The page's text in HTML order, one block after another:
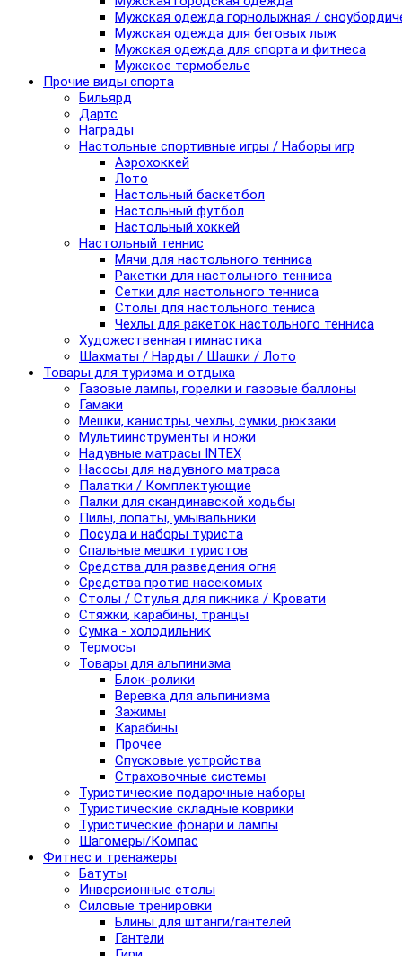
Мужская одежда горнолыжная /
Мужская одежда для беговых лыж
Мужская одежда для спорта и фитнеса
Мужское термобелье
Прочие виды спорта
Бильярд
Дартс
Награды
Настольные спортивные игры / Наборы игр
Аэрохоккей
Лото
Настольный баскетбол
Настольный футбол
Настольный хоккей
Настольный теннис
Мячи для настольного тенниса
Ракетки для настольного тенниса
Сетки для настольного тенниса
Столы для настольного тениса
Чехлы для ракеток настольного тенниса
Художественная гимнастика
Шахматы / Нарды / Шашки / Лото
Товары для туризма и отдыха
Газовые лампы, горелки и газовые баллоны
Гамаки
Мешки, канистры, чехлы, сумки, рюкзаки
Мультиинструменты и ножи
Надувные матрасы INTEX
Насосы для надувного матраса
Палатки / Комплектующие
Палки для скандинавской ходьбы
Пилы, лопаты, умывальники
Посуда и наборы туриста
Спальные мешки туристов
Средства для разведения огня
Средства против насекомых
Столы / Стулья для пикника / Кровати
Стяжки, карабины, транцы
Сумка - холодильник
Термосы
Товары для альпинизма
Блок-ролики
Веревка для альпинизма
Зажимы
Карабины
Прочее
Спусковые устройства
Страховочные системы
Туристические подарочные наборы
Туристические складные коврики
Туристические фонари и лампы
Шагомеры/Компас
Фитнес и тренажеры
Батуты
Инверсионные столы
Силовые тренировки
Блины для штанги/гантелей
Гантели